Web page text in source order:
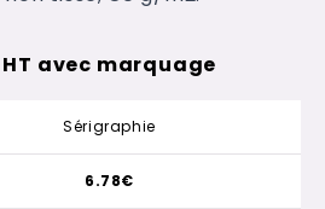
avec marquage
Sérigraphie
6.78€